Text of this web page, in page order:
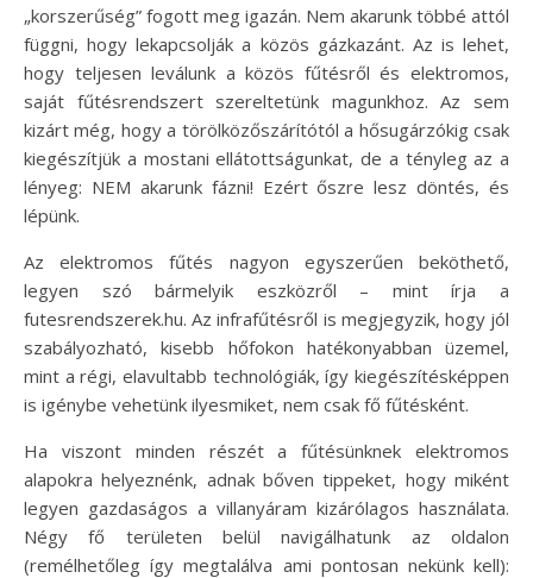
„korszerűség” fogott meg igazán. Nem akarunk többé attól
függni, hogy lekapcsolják a közös gázkazánt. Az is lehet,
hogy teljesen leválunk a közös fűtésről és elektromos,
saját fűtésrendszert szereltetünk magunkhoz. Az sem
kizárt még, hogy a törölközőszárítótól a hősugárzókig csak
kiegészítjük a mostani ellátottságunkat, de a tényleg az a
lényeg: NEM akarunk fázni! Ezért őszre lesz döntés, és
lépünk.
Az elektromos fűtés nagyon egyszerűen beköthető,
legyen szó bármelyik eszközről – mint írja a
futesrendszerek.hu. Az infrafűtésről is megjegyzik, hogy jól
szabályozható, kisebb hőfokon hatékonyabban üzemel,
mint a régi, elavultabb technológiák, így kiegészítésképpen
is igénybe vehetünk ilyesmiket, nem csak fő fűtésként.
Ha viszont minden részét a fűtésünknek elektromos
alapokra helyeznénk, adnak bőven tippeket, hogy miként
legyen gazdaságos a villanyáram kizárólagos használata.
Négy fő területen belül navigálhatunk az oldalon
(remélhetőleg így megtalálva ami pontosan nekünk kell):